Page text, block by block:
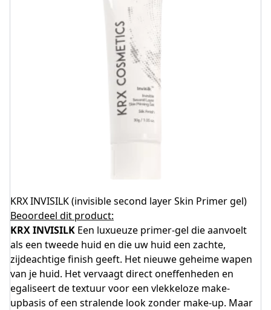
KRX INVISILK (invisible second layer Skin Primer gel)
Beoordeel dit product:
KRX INVISILK Een luxueuze primer-gel die aanvoelt
als een tweede huid en die uw huid een zachte,
zijdeachtige finish geeft. Het nieuwe geheime wapen
van je huid. Het vervaagt direct oneffenheden en
egaliseert de textuur voor een vlekkeloze make-
upbasis of een stralende look zonder make-up. Maar